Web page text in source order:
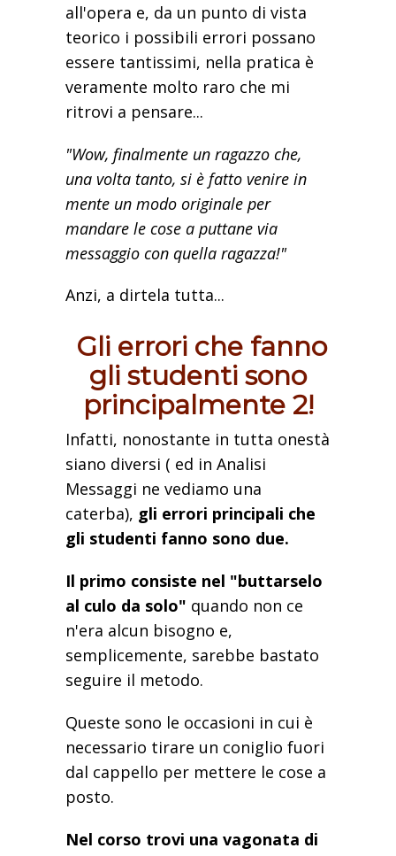
all'opera e, da un punto di vista
teorico i possibili errori possano
essere tantissimi, nella pratica è
veramente molto raro che mi
ritrovi a pensare...
"Wow, finalmente un ragazzo che,
una volta tanto, si è fatto venire in
mente un modo originale per
mandare le cose a puttane via
messaggio con quella ragazza!"
Anzi, a dirtela tutta...
Gli errori che fanno
gli studenti sono
principalmente 2!
Infatti, nonostante in tutta onestà
siano diversi ( ed in Analisi
Messaggi ne vediamo una
caterba), gli errori principali che
gli studenti fanno sono due.
Il primo consiste nel "buttarselo
al culo da solo" quando non ce
n'era alcun bisogno e,
semplicemente, sarebbe bastato
seguire il metodo.
Queste sono le occasioni in cui è
necessario tirare un coniglio fuori
dal cappello per mettere le cose a
posto.
Nel corso trovi una vagonata di